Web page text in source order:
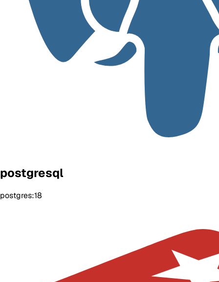
postgresql
postgres:18